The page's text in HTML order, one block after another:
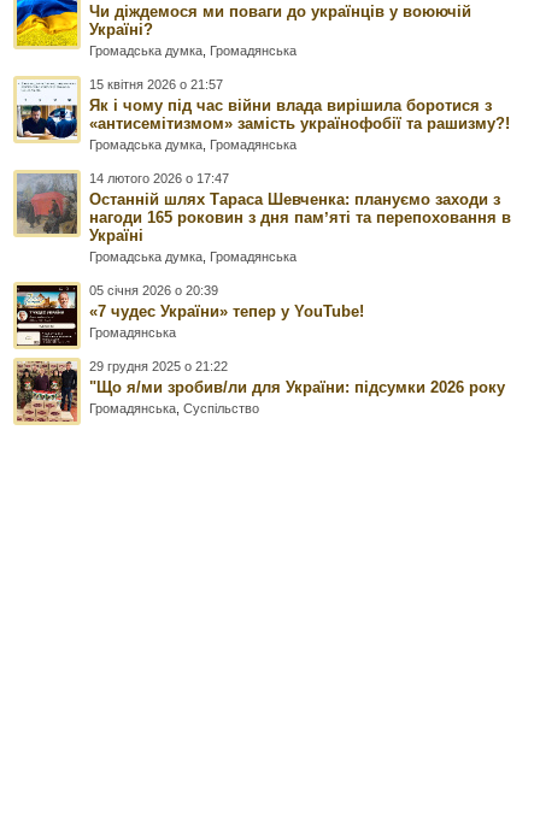
Чи діждемося ми поваги до українців у воюючій
Україні?
Громадська думка Громадянська
15 квітня 2026 о 21:57
Як і чому під час війни влада вирішила боротися з
«антисемітизмом» замість українофобії та рашизму?!
Громадська думка Громадянська
14 лютого 2026 о 17:47
Останній шлях Тараса Шевченка: плануємо заходи з
нагоди 165 роковин з дня памʼяті та перепоховання в
Україні
Громадська думка Громадянська
05 січня 2026 о 20:39
«7 чудес України» тепер у YouTube!
Громадянська
29 грудня 2025 о 21:22
"Що я/ми зробив/ли для України: підсумки 2026 року
Громадянська ,Суспільство